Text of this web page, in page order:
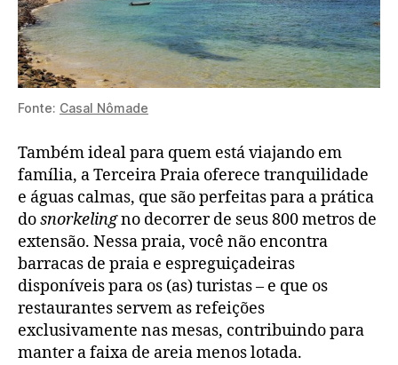
Fonte: Casal Nômade
Também ideal para quem está viajando em
família, a Terceira Praia oferece tranquilidade
e águas calmas, que são perfeitas para a prática
dosnorkelingno decorrer de seus 800 metros de
extensão. Nessa praia, você não encontra
barracas de praia e espreguiçadeiras
disponíveis para os (as) turistas – e que os
restaurantes servem as refeições
exclusivamente nas mesas, contribuindo para
manter a faixa de areia menos lotada.